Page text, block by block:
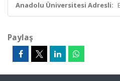
Anadolu Üniversitesi Adresli:
Paylaş